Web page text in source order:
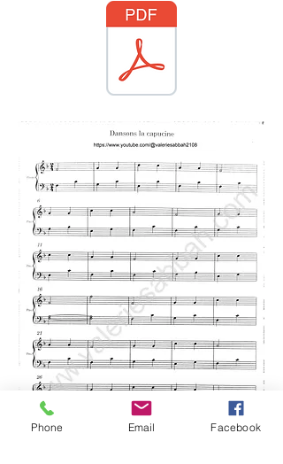
Phone Email Facebook